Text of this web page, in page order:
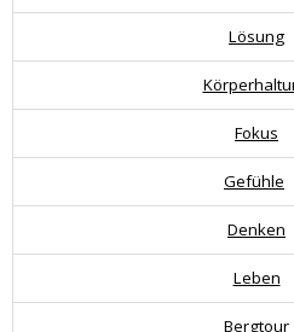
Lösung
Fokus
Gefühle
Denken
Leben
Bergtour